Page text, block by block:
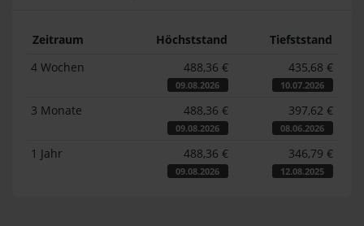
Zeitraum Höchststand
Tiefststand
4 Wochen
488,36 €
09.08.2026
435,68 €
10.07.2026
3 Monate 488,36 €
09.08.2026
397,62 €
08.06.2026
1 Jahr 488,36 €
09.08.2026
346,79 €
12.08.2025